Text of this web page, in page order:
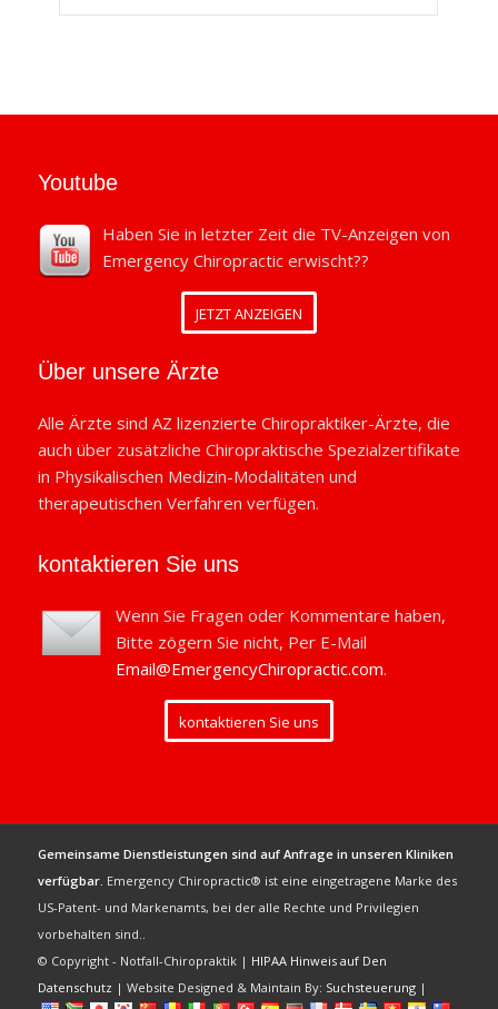
Youtube
Haben Sie in letzter Zeit die TV-Anzeigen von
Emergency Chiropractic erwischt??
JETZT ANZEIGEN
Über unsere Ärzte
Alle Ärzte sind AZ lizenzierte Chiropraktiker-Ärzte, die
auch über zusätzliche Chiropraktische Spezialzertifikate
in Physikalischen Medizin-Modalitäten und
therapeutischen Verfahren verfügen.
kontaktieren Sie uns
Wenn Sie Fragen oder Kommentare haben,
Bitte zögern Sie nicht, Per E-Mail
Email@EmergencyChiropractic.com.
kontaktieren Sie uns
Gemeinsame Dienstleistungen sind auf Anfrage in unseren Kliniken
verfügbar. Emergency Chiropractic® ist eine eingetragene Marke des
US-Patent- und Markenamts, bei der alle Rechte und Privilegien
vorbehalten sind..
© Copyright - Notfall-Chiropraktik | HIPAA Hinweis auf Den
Datenschutz | Website Designed & Maintain By: Suchsteuerung|